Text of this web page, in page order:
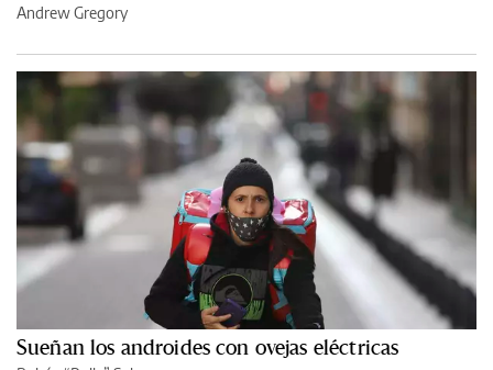
Andrew Gregory
Sueñan los androides con ovejas eléctricas